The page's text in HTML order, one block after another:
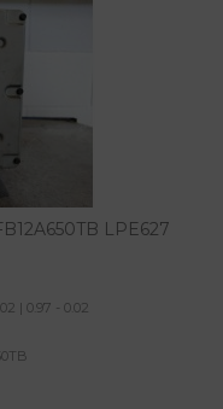
LPE627
| 0.97 - 0.02